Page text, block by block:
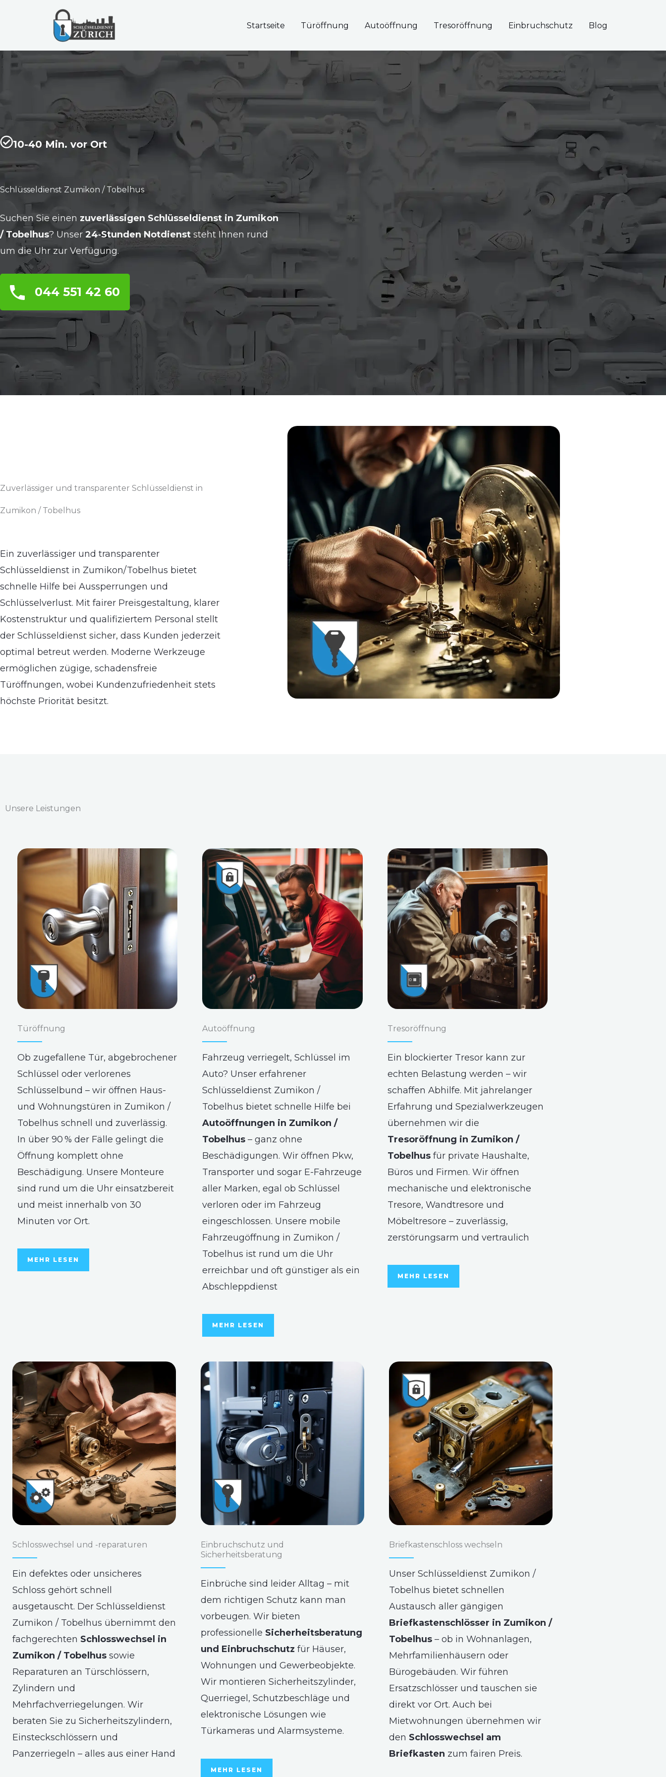
Startseite Türöffnung Autoöffnung Tresoröffnung Einbruchschutz Blog
10-40 Min. vor Ort
Schlüsseldienst Zumikon / Tobelhus
Suchen Sie einen zuverlässigen Schlüsseldienst in Zumikon
/ Tobelhus? Unser 24‑Stunden Notdienst steht Ihnen rund
um die Uhr zur Verfügung.
044 551 42 60
Zuverlässiger und transparenter Schlüsseldienst in
Zumikon / Tobelhus
Ein zuverlässiger und transparenter
Schlüsseldienst in Zumikon/Tobelhus bietet
schnelle Hilfe bei Aussperrungen und
Schlüsselverlust. Mit fairer Preisgestaltung, klarer
Kostenstruktur und qualifiziertem Personal stellt
der Schlüsseldienst sicher, dass Kunden jederzeit
optimal betreut werden. Moderne Werkzeuge
ermöglichen zügige, schadensfreie
Türöffnungen, wobei Kundenzufriedenheit stets
höchste Priorität besitzt.
Unsere Leistungen
Türöffnung
Ob zugefallene Tür, abgebrochener
Schlüssel oder verlorenes
Schlüsselbund – wir öffnen Haus-
und Wohnungstüren in Zumikon /
Tobelhus schnell und zuverlässig.
In über 90 % der Fälle gelingt die
Öffnung komplett ohne
Beschädigung. Unsere Monteure
sind rund um die Uhr einsatzbereit
und meist innerhalb von 30
Minuten vor Ort.
MEHR LESEN
Autoöffnung
Fahrzeug verriegelt, Schlüssel im
Auto? Unser erfahrener
Schlüsseldienst Zumikon /
Tobelhus bietet schnelle Hilfe bei
Autoöffnungen in Zumikon /
Tobelhus – ganz ohne
Beschädigungen. Wir öffnen Pkw,
Transporter und sogar E-Fahrzeuge
aller Marken, egal ob Schlüssel
verloren oder im Fahrzeug
eingeschlossen. Unsere mobile
Fahrzeugöffnung in Zumikon /
Tobelhus ist rund um die Uhr
erreichbar und oft günstiger als ein
Abschleppdienst
MEHR LESEN
Tresoröffnung
Ein blockierter Tresor kann zur
echten Belastung werden – wir
schaffen Abhilfe. Mit jahrelanger
Erfahrung und Spezialwerkzeugen
übernehmen wir die
Tresoröffnung in Zumikon /
Tobelhusfür private Haushalte,
Büros und Firmen. Wir öffnen
mechanische und elektronische
Tresore, Wandtresore und
Möbeltresore – zuverlässig,
zerstörungsarm und vertraulich
MEHR LESEN
Schlosswechsel und -reparaturen
Ein defektes oder unsicheres
Schloss gehört schnell
ausgetauscht. Der Schlüsseldienst
Zumikon / Tobelhus übernimmt den
fachgerechten Schlosswechsel in
Zumikon / Tobelhus sowie
Reparaturen an Türschlössern,
Zylindern und
Mehrfachverriegelungen. Wir
beraten Sie zu Sicherheitszylindern,
Einsteckschlössern und
Panzerriegeln – alles aus einer Hand
Einbruchschutz und
Sicherheitsberatung
Einbrüche sind leider Alltag – mit
dem richtigen Schutz kann man
vorbeugen. Wir bieten
professionelle Sicherheitsberatung
und Einbruchschutz für Häuser,
Wohnungen und Gewerbeobjekte.
Wir montieren Sicherheitszylinder,
Querriegel, Schutzbeschläge und
elektronische Lösungen wie
Türkameras und Alarmsysteme.
MEHR LESEN
Briefkastenschloss wechseln
Unser Schlüsseldienst Zumikon /
Tobelhus bietet schnellen
Austausch aller gängigen
Briefkastenschlösser in Zumikon /
Tobelhus– ob in Wohnanlagen,
Mehrfamilienhäusern oder
Bürogebäuden. Wir führen
Ersatzschlösser und tauschen sie
direkt vor Ort. Auch bei
Mietwohnungen übernehmen wir
den Schlosswechsel am
Briefkasten zum fairen Preis.